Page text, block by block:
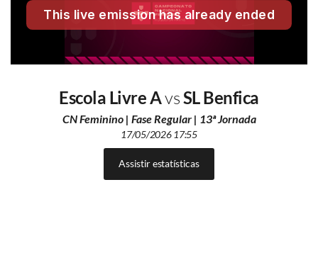
Escola Livre AvsSL Benfica
CN Feminino | Fase Regular | 13ª Jornada
17/05/2026 17:55
Assistir estatísticas